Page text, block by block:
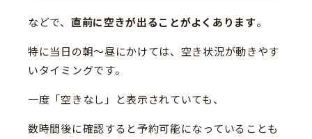
などで、 直前に空きが出ることがよくあります。
特に当日の朝〜昼にかけては、空き状況が動きやす
いタイミングです。
一度「空きなし」と表示されていても、
数時間後に確認すると予約可能になっていることも